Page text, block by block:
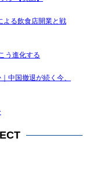
よる飲食店開業と戦
う進化する
中国撤退が続く今、